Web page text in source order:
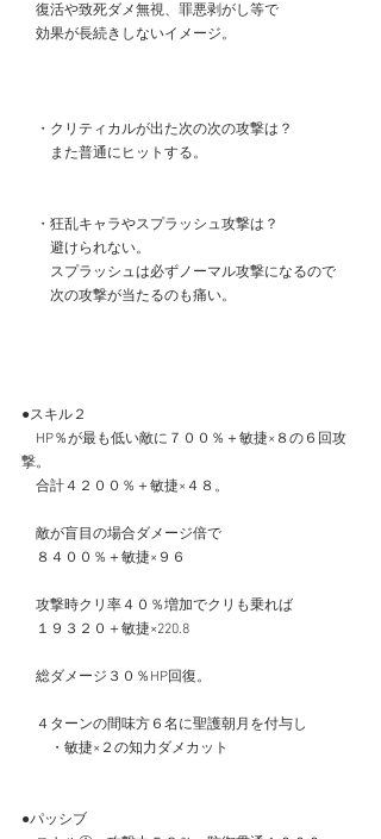
復活や致死ダメ無視、罪悪剥がし等で
効果が長続きしないイメージ。
・クリティカルが出た次の次の攻撃は？
また普通にヒットする。
・狂乱キャラやスプラッシュ攻撃は？
避けられない。
スプラッシュは必ずノーマル攻撃になるので
次の攻撃が当たるのも痛い。
●スキル２
HP％が最も低い敵に７００％＋敏捷×８の６回攻
撃。
合計４２００％＋敏捷×４８。
敵が盲目の場合ダメージ倍で
８４００％＋敏捷×９６
攻撃時クリ率４０％増加でクリも乗れば
１９３２０＋敏捷×220.8
総ダメージ３０％HP回復。
４ターンの間味方６名に聖護朝月を付与し
・敏捷×２の知力ダメカット
●パッシブ